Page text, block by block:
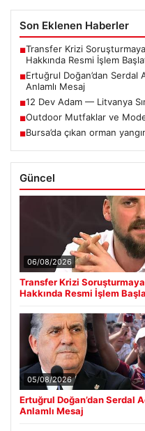
Son Eklenen Haberler
■Transfer Krizi
Hakkında Resmi İşlem
■Ertuğrul Doğan’dan Serdal
Anlamlı Mesaj
■12 Dev Adam — Litvanya
■Outdoor Mutfaklar ve
■Bursa’da çıkan orman
Güncel
06/08/2026
Transfer Krizi
Hakkında Resmi İşlem
05/08/2026
Ertuğrul Doğan’dan Serdal
Anlamlı Mesaj